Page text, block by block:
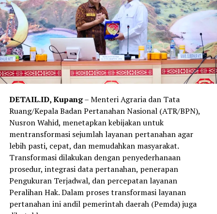
DETAIL.ID, Kupang– Menteri Agraria dan Tata
Ruang/Kepala Badan Pertanahan Nasional (ATR/BPN),
Nusron Wahid, menetapkan kebijakan untuk
mentransformasi sejumlah layanan pertanahan agar
lebih pasti, cepat, dan memudahkan masyarakat.
Transformasi dilakukan dengan penyederhanaan
prosedur, integrasi data pertanahan, penerapan
Pengukuran Terjadwal, dan percepatan layanan
Peralihan Hak. Dalam proses transformasi layanan
pertanahan ini andil pemerintah daerah (Pemda) juga